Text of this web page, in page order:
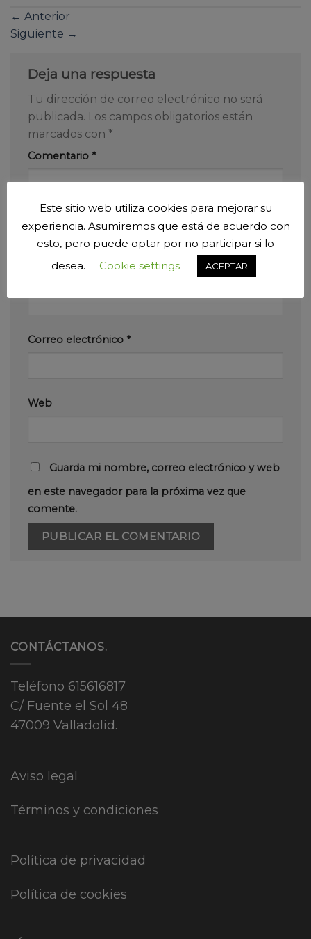
← Anterior
Siguiente →
Deja una respuesta
Tu dirección de correo electrónico no será
publicada. Los campos obligatorios están
marcados con *
Comentario *
Correo electrónico *
Web
Guarda mi nombre, correo electrónico y web
en este navegador para la próxima vez que
comente.
CONTÁCTANOS.
Teléfono 615616817
C/ Fuente el Sol 48
47009 Valladolid.
Aviso legal
Términos y condiciones
Política de privacidad
Política de cookies
Este sitio web utiliza cookies para mejorar su
experiencia. Asumiremos que está de acuerdo con
esto, pero puede optar por no participar si lo
desea.
Cookie settings ACEPTAR